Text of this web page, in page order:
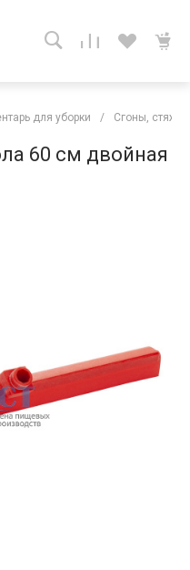
для уборки / Сгоны,
60 см двойная